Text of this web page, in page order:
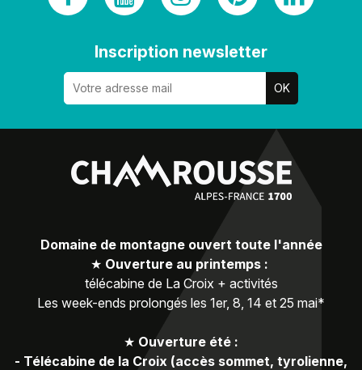
Inscription newsletter
Domaine de montagne ouvert toute l'année
★ Ouverture au printemps :
télécabine de La Croix + activités
Les week-ends prolongés les 1er, 8, 14 et 25 mai*
★ Ouverture été :
- Télécabine de la Croix (accès sommet, tyrolienne,